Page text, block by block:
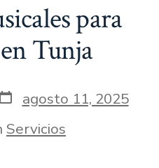
para
Tunja
Fecha
de
agosto 11, 2025
Servicios